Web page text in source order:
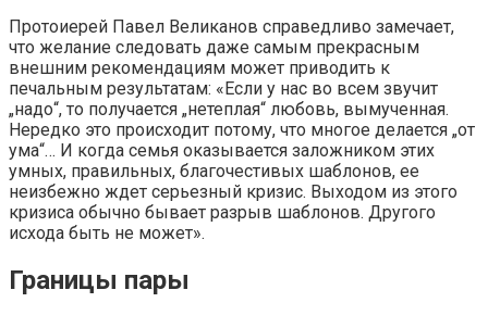
Протоиерей Павел Великанов справедливо замечает,
что желание следовать даже самым прекрасным
внешним рекомендациям может приводить к
печальным результатам: «Если у нас во всем звучит
„надо“, то получается „нетеплая“ любовь, вымученная.
Нередко это происходит потому, что многое делается „от
ума“… И когда семья оказывается заложником этих
умных, правильных, благочестивых шаблонов, ее
неизбежно ждет серьезный кризис. Выходом из этого
кризиса обычно бывает разрыв шаблонов. Другого
исхода быть не может».
Границы пары